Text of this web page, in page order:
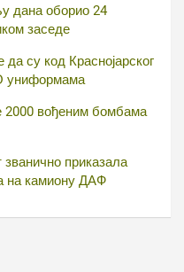
дана оборио 24
заседе
да су код Краснојарског
униформама
вођеним бомбама
званично приказала
на камиону ДАФ